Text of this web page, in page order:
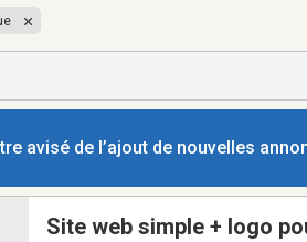
avisé de l’ajout de nouvelles
Site web simple + logo